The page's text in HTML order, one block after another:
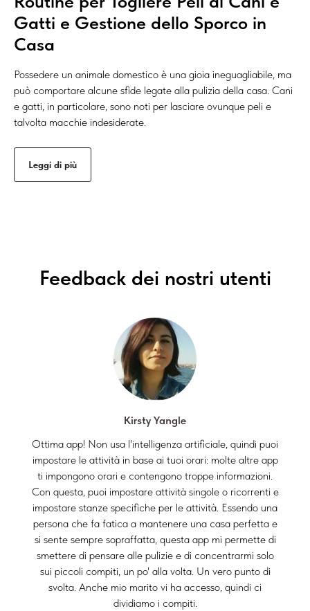
Gatti e Gestione dello Sporco in
Casa
Possedere un animale domestico è una gioia ineguagliabile, ma
può comportare alcune sfide legate alla pulizia della casa. Cani
e gatti, in particolare, sono noti per lasciare ovunque peli e
talvolta macchie indesiderate.
Leggi di più
Feedback dei nostri utenti
Kirsty Yangle
Ottima app! Non usa l'intelligenza artificiale, quindi puoi
impostare le attività in base ai tuoi orari: molte altre app
ti impongono orari e contengono troppe informazioni.
Con questa, puoi impostare attività singole o ricorrenti e
impostare stanze specifiche per le attività. Essendo una
persona che fa fatica a mantenere una casa perfetta e
si sente sempre sopraffatta, questa app mi permette di
smettere di pensare alle pulizie e di concentrarmi solo
sui piccoli compiti, un po' alla volta. Un vero punto di
svolta. Anche mio marito vi ha accesso, quindi ci
dividiamo i compiti.